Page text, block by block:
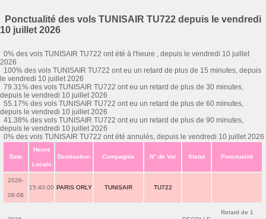
Ponctualité des vols TUNISAIR TU722 depuis le vendredi
10 juillet 2026
0% des vols TUNISAIR TU722 ont été à l'heure , depuis le vendredi 10 juillet
2026
100% des vols TUNISAIR TU722 ont eu un retard de plus de 15 minutes, depuis
le vendredi 10 juillet 2026
79.31% des vols TUNISAIR TU722 ont eu un retard de plus de 30 minutes,
depuis le vendredi 10 juillet 2026
55.17% des vols TUNISAIR TU722 ont eu un retard de plus de 60 minutes,
depuis le vendredi 10 juillet 2026
41.38% des vols TUNISAIR TU722 ont eu un retard de plus de 90 minutes,
depuis le vendredi 10 juillet 2026
0% des vols TUNISAIR TU722 ont été annulés, depuis le vendredi 10 juillet 2026
Date
Heure
Locale
Destination Compagnie N° de Vol Statut Ponctualité
2026-
08-08
15:40:00 PARIS ORLY TUNISAIR TU722
Retard de 1